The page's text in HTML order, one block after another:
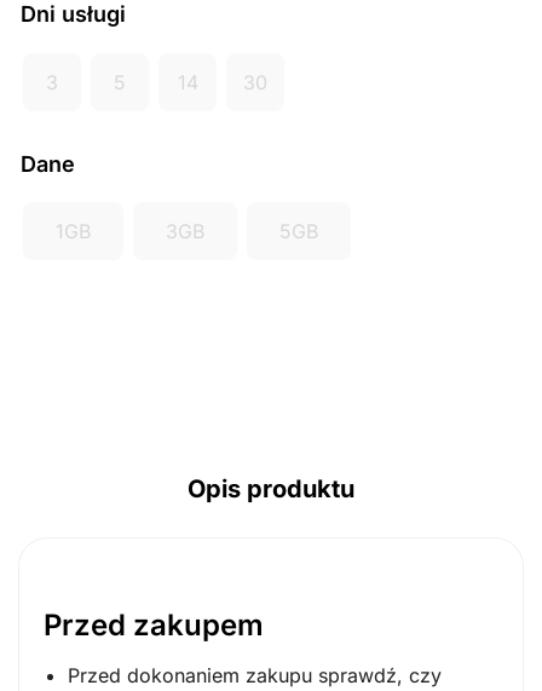
Dni usługi
3 5 14 30
Dane
1GB 3GB 5GB
Opis produktu
Przed zakupem
Przed dokonaniem zakupu sprawdź, czy